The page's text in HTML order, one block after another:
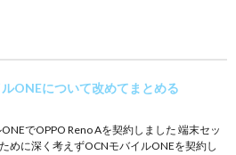
ONEについて改めてまとめる
でOPPO Reno Aを契約しました 端末セッ
めに深く考えずOCNモバイルONEを契約し